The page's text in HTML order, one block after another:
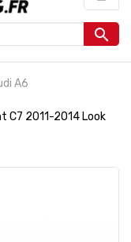

A6
C7 2011-2014 Look